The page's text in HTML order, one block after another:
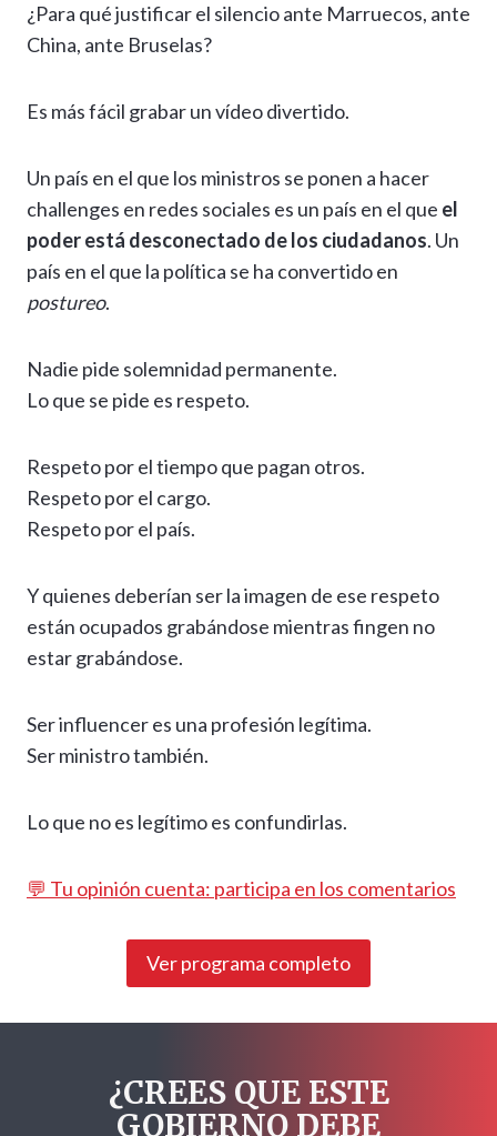
¿Para qué justificar el silencio ante Marruecos, ante
China, ante Bruselas?
Es más fácil grabar un vídeo divertido.
Un país en el que los ministros se ponen a hacer
challenges en redes sociales es un país en el que el
poder está desconectado de los ciudadanos. Un
país en el que la política se ha convertido en
postureo.
Nadie pide solemnidad permanente.
Lo que se pide es respeto.
Respeto por el tiempo que pagan otros.
Respeto por el cargo.
Respeto por el país.
Y quienes deberían ser la imagen de ese respeto
están ocupados grabándose mientras fingen no
estar grabándose.
Ser influencer es una profesión legítima.
Ser ministro también.
Lo que no es legítimo es confundirlas.
💬 Tu opinión cuenta: participa en los comentarios
Ver programa completo
¿CREES QUE ESTE
GOBIERNO DEBE